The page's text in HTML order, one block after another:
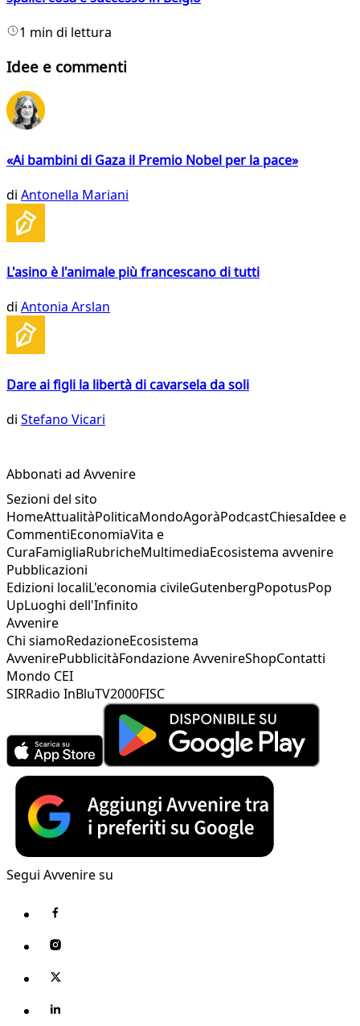
1 min di lettura
Idee e commenti
«Ai bambini di Gaza il Premio Nobel per la pace»
di Antonella Mariani
L'asino è l'animale più francescano di tutti
di Antonia Arslan
Dare ai figli la libertà di cavarsela da soli
di Stefano Vicari
Abbonati ad Avvenire
Sezioni del sito
HomeAttualitàPoliticaMondoAgoràPodcastChiesaIdee e
CommentiEconomiaVita e
CuraFamigliaRubricheMultimediaEcosistema avvenire
Pubblicazioni
Edizioni localiL'economia civileGutenbergPopotusPop
UpLuoghi dell'Infinito
Avvenire
Chi siamoRedazioneEcosistema
AvvenirePubblicitàFondazione AvvenireShopContatti
Mondo CEI
SIRRadio InBluTV2000FISC
Segui Avvenire su